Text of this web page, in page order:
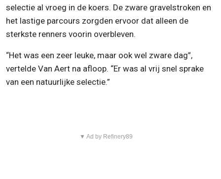
selectie al vroeg in de koers. De zware gravelstroken en
het lastige parcours zorgden ervoor dat alleen de
sterkste renners voorin overbleven.
“Het was een zeer leuke, maar ook wel zware dag”,
vertelde Van Aert na afloop. “Er was al vrij snel sprake
van een natuurlijke selectie.”
▼ Ad by Refinery89